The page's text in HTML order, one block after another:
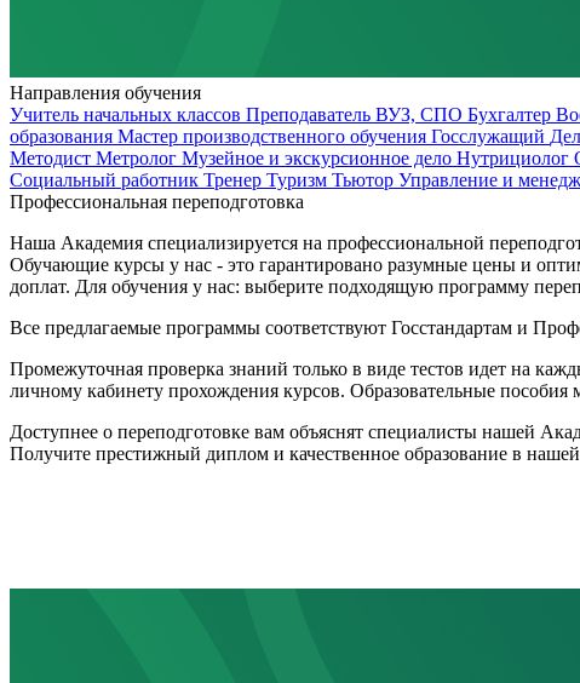
Направления обучения
Учитель начальных классов Преподаватель ВУЗ, СПО Бухгалтер
образования Мастер производственного обучения Госслужащий
Методист Метролог Музейное и экскурсионное дело Нутрициолог
Социальный работник Тренер Туризм Тьютор Управление и
Профессиональная переподготовка
Наша Академия специализируется на профессиональной
Обучающие курсы у нас - это гарантировано разумные цены и
доплат. Для обучения у нас: выберите подходящую программу
Все предлагаемые программы соответствуют Госстандартам и
Промежуточная проверка знаний только в виде тестов идет на
личному кабинету прохождения курсов. Образовательные
Доступнее о переподготовке вам объяснят специалисты нашей
Получите престижный диплом и качественное образование в